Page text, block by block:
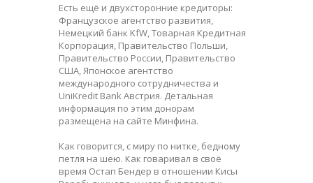
Есть ещё и двухсторонние кредиторы:
Французское агентство развития,
Немецкий банк KfW, Товарная Кредитная
Корпорация, Правительство Польши,
Правительство России, Правительство
США, Японское агентство
международного сотрудничества и
UniKredit Bank Австрия. Детальная
информация по этим донорам
размещена на сайте Минфина.
Как говорится, с миру по нитке, бедному
петля на шею. Как говаривал в своё
время Остап Бендер в отношении Кисы